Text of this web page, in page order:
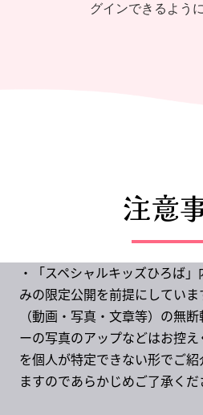
グインできるよう
注意
・「スペシャルキッズひろば
みの限定公開を前提にしていま
（動画・写真・文章等）の無
ーの写真のアップなどはお控
を個人が特定できない形でご
ますのであらかじめご了承くだ